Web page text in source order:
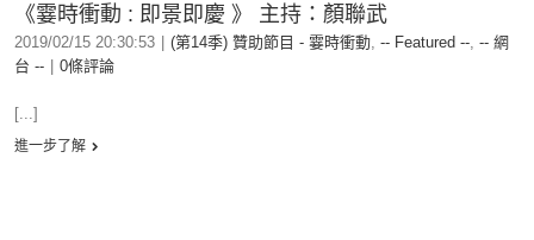
《霎時衝動 : 即景即慶 》 主持：顏聯武
2019/02/15 20:30:53 (第14季) 贊助節目 - 霎時衝動, -- Featured --, -- 網
台 --
0條評論
[...]
進一步了解